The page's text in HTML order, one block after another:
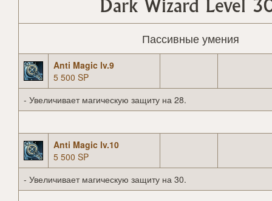
Dark Wizard Level
Пассивные умения
Anti Magic lv.9
5 500 SP
- Увеличивает магическую защиту на 28.
Anti Magic lv.10
5 500 SP
- Увеличивает магическую защиту на 30.